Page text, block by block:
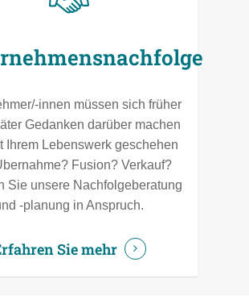
innen müssen sich früher
Gedanken darüber machen
Ihrem Lebenswerk geschehen
Fusion? Verkauf?
Sie unsere Nachfolgeberatung
-planung in Anspruch.
Sie mehr